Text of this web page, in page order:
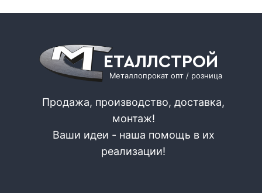
ЕТАЛЛСТРОЙ
Металлопрокат опт / розница
Продажа, производство, доставка,
монтаж!
Ваши идеи - наша помощь в их
реализации!